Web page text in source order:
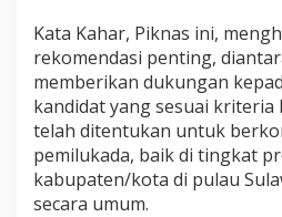
i
P
i
l
k
a
d
a
Kata Kahar, Piknas ini,
rekomendasi penting,
memberikan dukungan
kandidat yang sesuai kriteria
telah ditentukan untuk
pemilukada, baik di tingkat
kabupaten/kota di pulau
secara umum.